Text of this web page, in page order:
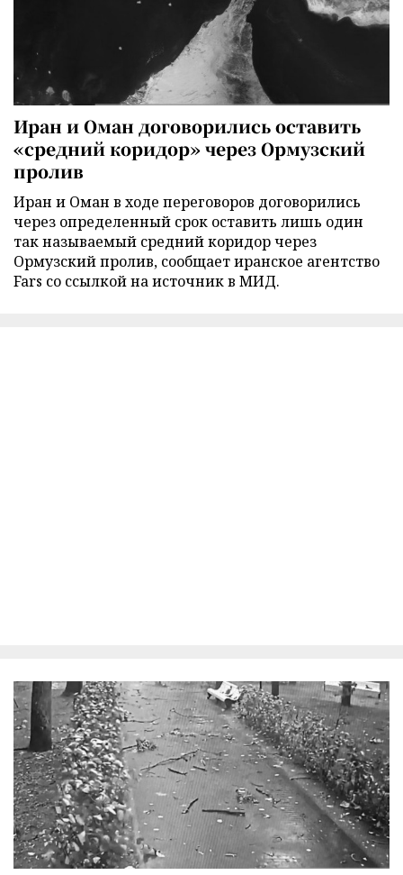
Иран и Оман договорились оставить
«средний коридор» через Ормузский
пролив
Иран и Оман в ходе переговоров договорились
через определенный срок оставить лишь один
так называемый средний коридор через
Ормузский пролив, сообщает иранское агентство
Fars со ссылкой на источник в МИД.